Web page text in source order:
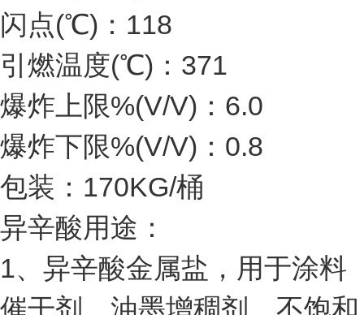
闪点(℃)：118
引燃温度(℃)：371
爆炸上限%(V/V)：6.0
爆炸下限%(V/V)：0.8
包装：170KG/桶
异辛酸用途：
1、异辛酸金属盐，用于涂料
催干剂、油墨增稠剂、不饱和